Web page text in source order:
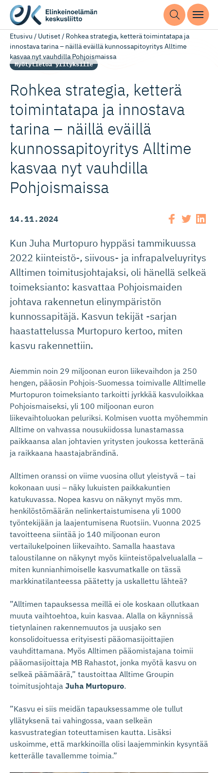
Etusivu / Uutiset/ Rohkea strategia, ketterä toimintatapa ja
innostava tarina – näillä eväillä kunnossapitoyritys Alltime
kasvaa nyt vauhdilla Pohjoismaissa
Hyötytietoa yrityksille
Rohkea strategia, ketterä
toimintatapa ja innostava
tarina – näillä eväillä
kunnossapi­toyritys Alltime
kasvaa nyt vauhdilla
Pohjoismaissa
14.11.2024
Kun Juha Murtopuro hyppäsi tammikuussa
2022 kiinteistö-, siivous- ja infrapalveluyritys
Alltimen toimitusjohtajaksi, oli hänellä selkeä
toimeksianto: kasvattaa Pohjoismaiden
johtava rakennetun elinympäristön
kunnossapitäjä. Kasvun tekijät -sarjan
haastattelussa Murtopuro kertoo, miten
kasvu rakennettiin.
Aiemmin noin 29 miljoonan euron liikevaihdon ja 250
hengen, pääosin Pohjois-Suomessa toimivalle Alltimelle
Murtopuron toimeksianto tarkoitti jyrkkää kasvuloikkaa
Pohjoismaiseksi, yli 100 miljoonan euron
liikevaihtoluokan peluriksi. Kolmisen vuotta myöhemmin
Alltime on vahvassa nousukiidossa lunastamassa
paikkaansa alan johtavien yritysten joukossa ketteränä
ja raikkaana haastajabrändinä.
Alltimen oranssi on viime vuosina ollut yleistyvä – tai
kokonaan uusi – näky lukuisten paikkakuntien
katukuvassa. Nopea kasvu on näkynyt myös mm.
henkilöstömäärän nelinkertaistumisena yli 1000
työntekijään ja laajentumisena Ruotsiin. Vuonna 2025
tavoitteena siintää jo 140 miljoonan euron
vertailukelpoinen liikevaihto. Samalla haastava
taloustilanne on näkynyt myös kiinteistöpalvelualalla –
miten kunnianhimoiselle kasvumatkalle on tässä
markkinatilanteessa päätetty ja uskallettu lähteä?
”Alltimen tapauksessa meillä ei ole koskaan ollutkaan
muuta vaihtoehtoa, kuin kasvaa. Alalla on käynnissä
tietynlainen rakennemuutos ja uusjako sen
konsolidoituessa erityisesti pääomasijoittajien
vauhdittamana. Myös Alltimen pääomistajana toimii
pääomasijoittaja MB Rahastot, jonka myötä kasvu on
selkeä päämäärä,” taustoittaa Alltime Groupin
toimitusjohtaja Juha Murtopuro.
”Kasvu ei siis meidän tapauksessamme ole tullut
yllätyksenä tai vahingossa, vaan selkeän
kasvustrategian toteuttamisen kautta. Lisäksi
uskoimme, että markkinoilla olisi laajemminkin kysyntää
ketterälle tavallemme toimia.”